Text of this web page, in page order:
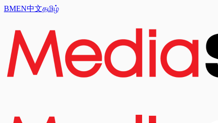
BMEN中文தமிழ்